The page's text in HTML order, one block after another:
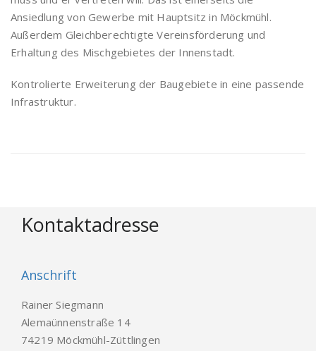
Ansiedlung von Gewerbe mit Hauptsitz in Möckmühl.
Außerdem Gleichberechtigte Vereinsförderung und
Erhaltung des Mischgebietes der Innenstadt.
Kontrolierte Erweiterung der Baugebiete in eine passende
Infrastruktur.
Kontaktadresse
Anschrift
Rainer Siegmann
Alemaünnenstraße 14
74219 Möckmühl-Züttlingen